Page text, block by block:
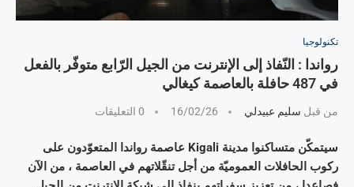
تكنولوجيا
رواندا : النّفاذ إلى الإنترنت من الجيل الرّابع متوفّر بالفعل
في 487 حافلة بالعاصمة كيغالي
من قبل سليم عبيدلي 16/02/26 0 التعليقات
سيتمكّن متساكنوا مدينة Kigali عاصمة رواندا المتعوّدون على
ركوب الحافلات العموميّة من أجل تنقّلاتهم في العاصمة ، من الآن